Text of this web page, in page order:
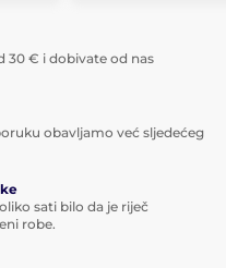
30 € i dobivate od nas
obavljamo već sljedećeg
sati bilo da je riječ
robe.